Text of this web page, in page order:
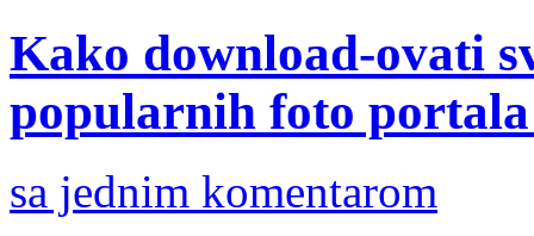
Kako download-ovati
popularnih foto
sa jednim komentarom